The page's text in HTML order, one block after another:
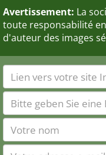
Avertissement: La
toute responsabilité
d'auteur des images